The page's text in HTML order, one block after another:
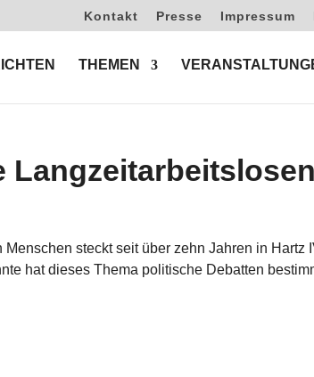
Kontakt Presse Impressum
THEMEN
Langzeitarbeitslosen
steckt seit über zehn Jahren in Hartz
hat dieses Thema politische Debatten